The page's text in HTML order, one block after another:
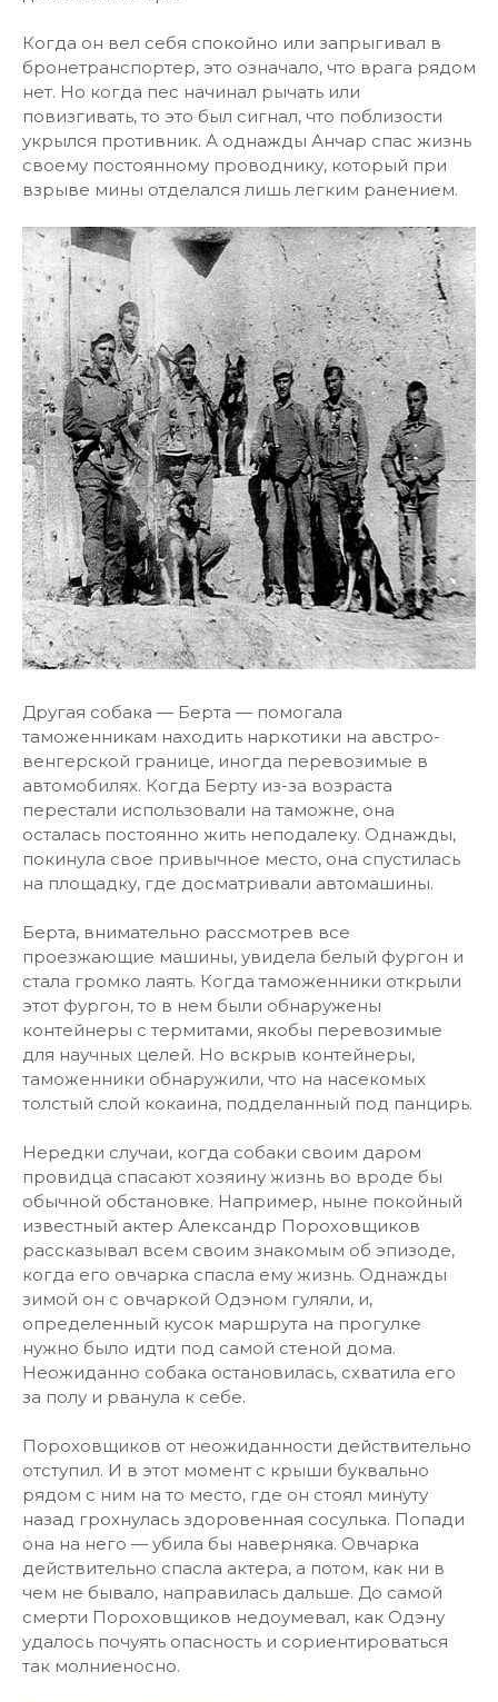
Когда он вел себя спокойно или запрыгивал в
бронетранспортер, это означало, что врага рядом
нет. Но когда пес начинал рычать или
повизгивать, то это был сигнал, что поблизости
укрылся противник. А однажды Анчар спас жизнь
своему постоянному проводнику, который при
взрыве мины отделался лишь легким ранением.
Другая собака — Берта — помогала
таможенникам находить наркотики на австро-
венгерской границе, иногда перевозимые в
автомобилях. Когда Берту из-за возраста
перестали использовали на таможне, она
осталась постоянно жить неподалеку. Однажды,
покинула свое привычное место, она спустилась
на площадку, где досматривали автомашины.
Берта, внимательно рассмотрев все
проезжающие машины, увидела белый фургон и
стала громко лаять. Когда таможенники открыли
этот фургон, то в нем были обнаружены
контейнеры с термитами, якобы перевозимые
для научных целей. Но вскрыв контейнеры,
таможенники обнаружили, что на насекомых
толстый слой кокаина, подделанный под панцирь.
Нередки случаи, когда собаки своим даром
провидца спасают хозяину жизнь во вроде бы
обычной обстановке. Например, ныне покойный
известный актер Александр Пороховщиков
рассказывал всем своим знакомым об эпизоде,
когда его овчарка спасла ему жизнь. Однажды
зимой он с овчаркой Одэном гуляли, и,
определенный кусок маршрута на прогулке
нужно было идти под самой стеной дома.
Неожиданно собака остановилась, схватила его
за полу и рванула к себе.
Пороховщиков от неожиданности действительно
отступил. И в этот момент с крыши буквально
рядом с ним на то место, где он стоял минуту
назад грохнулась здоровенная сосулька. Попади
она на него — убила бы наверняка. Овчарка
действительно спасла актера, а потом, как ни в
чем не бывало, направилась дальше. До самой
смерти Пороховщиков недоумевал, как Одэну
удалось почуять опасность и сориентироваться
так молниеносно.